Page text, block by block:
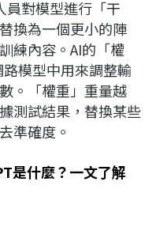
員對模型進行「干
換為一個更小的陣
練內容。AI的「權
模型中用來調整輸
。「權重」重量越
測試結果，替換某些
準確度。
是什麼？一文了解